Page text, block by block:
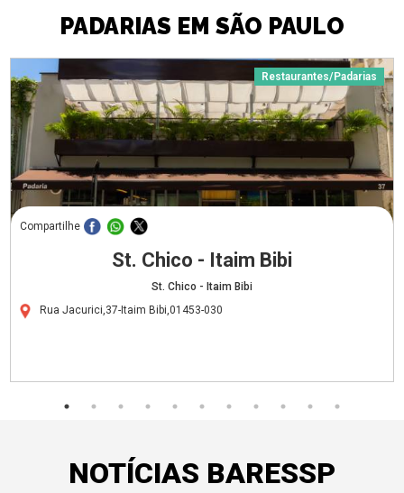
PADARIAS EM SÃO PAULO
Restaurantes/Padarias
Compartilhe
St. Chico - Itaim Bibi
St. Chico - Itaim Bibi
Rua Jacurici,37-Itaim Bibi,01453-030
NOTÍCIAS BARESSP